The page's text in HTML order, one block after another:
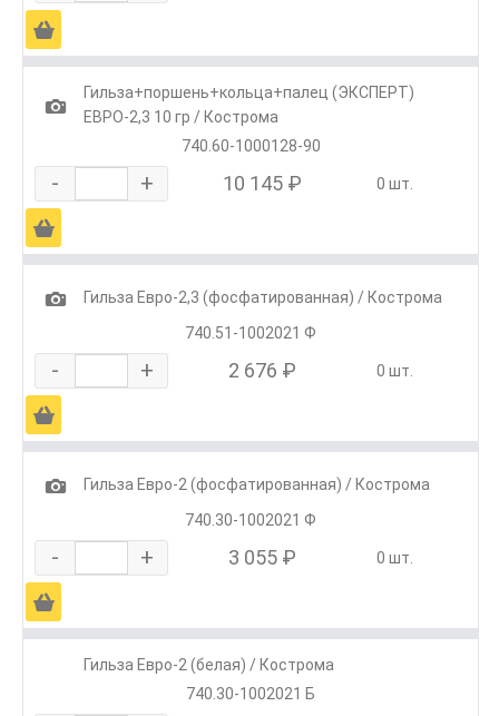
Ä
1
Гильза+поршень+кольца+палец (ЭКСПЕРТ)
ЕВРО-2,3 10 гр / Кострома
740.60-1000128-90
- + 10 145 ₽ 0 шт.
Ä
1
Гильза Евро-2,3 (фосфатированная) / Кострома
740.51-1002021 Ф
- + 2 676 ₽ 0 шт.
Ä
1
Гильза Евро-2 (фосфатированная) / Кострома
740.30-1002021 Ф
- + 3 055 ₽ 0 шт.
Ä
Гильза Евро-2 (белая) / Кострома
740.30-1002021 Б